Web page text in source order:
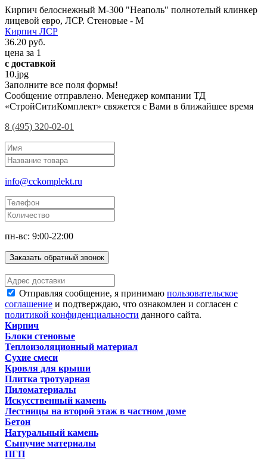
Кирпич белоснежный М-300 "Неаполь" полнотелый клинкер
лицевой евро, ЛСР. Стеновые - М
Кирпич ЛСР
36.20 руб.
цена за 1
с доставкой
10.jpg
Заполните все поля формы!
Сообщение отправлено. Менеджер компании ТД
«СтройСитиКомплект» свяжется с Вами в ближайшее время
8 (495) 320-02-01
info@cckomplekt.ru
пн-вс: 9:00-22:00
Заказать обратный звонок
Отправляя сообщение, я принимаю пользовательское
соглашение и подтверждаю, что ознакомлен и согласен с
политикой конфиденциальности данного сайта.
Кирпич
Блоки стеновые
Теплоизоляционный материал
Сухие смеси
Кровля для крыши
Плитка тротуарная
Пиломатериалы
Искусственный камень
Лестницы на второй этаж в частном доме
Бетон
Натуральный камень
Сыпучие материалы
ПГП